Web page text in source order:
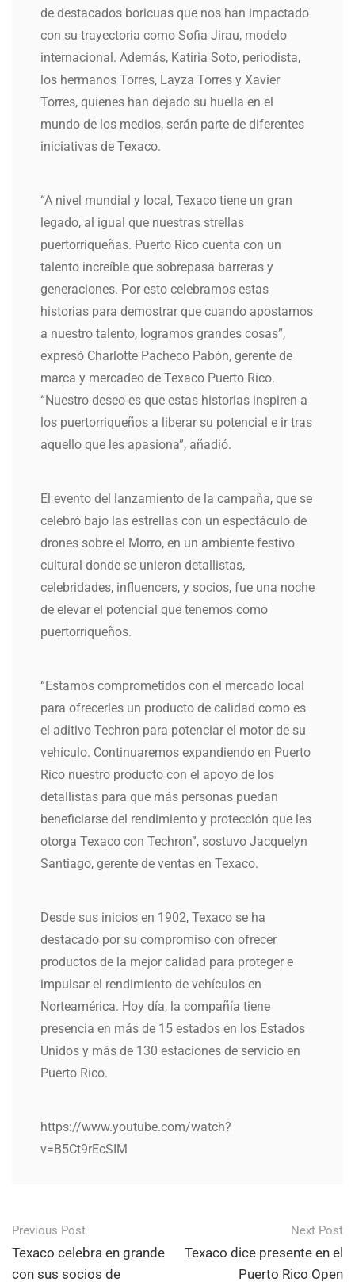
de destacados boricuas que nos han impactado
con su trayectoria como Sofia Jirau, modelo
internacional. Además, Katiria Soto, periodista,
los hermanos Torres, Layza Torres y Xavier
Torres, quienes han dejado su huella en el
mundo de los medios, serán parte de diferentes
iniciativas de Texaco.
“A nivel mundial y local, Texaco tiene un gran
legado, al igual que nuestras strellas
puertorriqueñas. Puerto Rico cuenta con un
talento increíble que sobrepasa barreras y
generaciones. Por esto celebramos estas
historias para demostrar que cuando apostamos
a nuestro talento, logramos grandes cosas”,
expresó Charlotte Pacheco Pabón, gerente de
marca y mercadeo de Texaco Puerto Rico.
“Nuestro deseo es que estas historias inspiren a
los puertorriqueños a liberar su potencial e ir tras
aquello que les apasiona”, añadió.
El evento del lanzamiento de la campaña, que se
celebró bajo las estrellas con un espectáculo de
drones sobre el Morro, en un ambiente festivo
cultural donde se unieron detallistas,
celebridades, influencers, y socios, fue una noche
de elevar el potencial que tenemos como
puertorriqueños.
“Estamos comprometidos con el mercado local
para ofrecerles un producto de calidad como es
el aditivo Techron para potenciar el motor de su
vehículo. Continuaremos expandiendo en Puerto
Rico nuestro producto con el apoyo de los
detallistas para que más personas puedan
beneficiarse del rendimiento y protección que les
otorga Texaco con Techron”, sostuvo Jacquelyn
Santiago, gerente de ventas en Texaco.
Desde sus inicios en 1902, Texaco se ha
destacado por su compromiso con ofrecer
productos de la mejor calidad para proteger e
impulsar el rendimiento de vehículos en
Norteamérica. Hoy día, la compañía tiene
presencia en más de 15 estados en los Estados
Unidos y más de 130 estaciones de servicio en
Puerto Rico.
https://www.youtube.com/watch?
v=B5Ct9rEcSIM
Post
navigation
Previous Post
Texaco celebra en grande
con sus socios de
Next Post
Texaco dice presente en el
Puerto Rico Open